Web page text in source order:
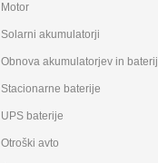
Motor
Solarni akumulatorji
Obnova akumulatorjev in baterij
Stacionarne baterije
UPS baterije
Otroški avto